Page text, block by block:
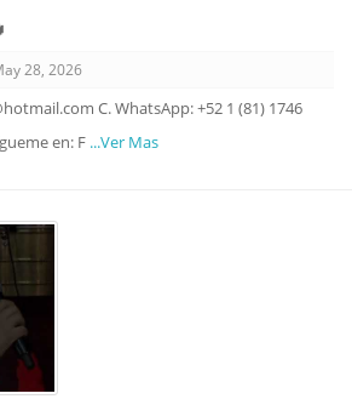
28, 2026
C. WhatsApp: +52 1 (81) 1746
en: F ...Ver Mas